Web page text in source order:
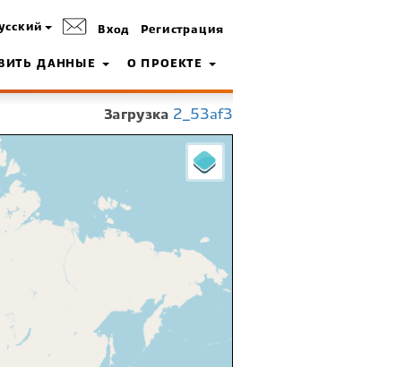
Вход Регистрация
ДАННЫЕ О ПРОЕКТЕ
Загрузка 2_53af3